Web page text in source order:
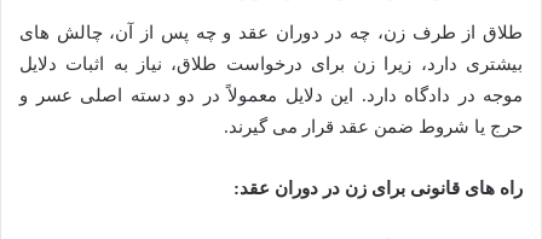
طلاق از طرف زن، چه در دوران عقد و چه پس از آن، چالش های
بیشتری دارد، زیرا زن برای درخواست طلاق، نیاز به اثبات دلایل
موجه در دادگاه دارد. این دلایل معمولاً در دو دسته اصلی عسر و
حرج یا شروط ضمن عقد قرار می گیرند.
راه های قانونی برای زن در دوران عقد: